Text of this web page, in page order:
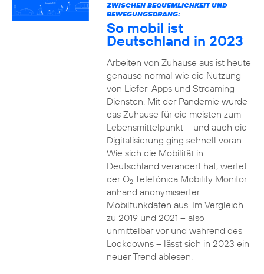
ZWISCHEN BEQUEMLICHKEIT UND
BEWEGUNGSDRANG:
So mobil ist
Deutschland in 2023
Arbeiten von Zuhause aus ist heute
genauso normal wie die Nutzung
von Liefer-Apps und Streaming-
Diensten. Mit der Pandemie wurde
das Zuhause für die meisten zum
Lebensmittelpunkt – und auch die
Digitalisierung ging schnell voran.
Wie sich die Mobilität in
Deutschland verändert hat, wertet
der O2Telefónica Mobility Monitor
anhand anonymisierter
Mobilfunkdaten aus. Im Vergleich
zu 2019 und 2021 – also
unmittelbar vor und während des
Lockdowns – lässt sich in 2023 ein
neuer Trend ablesen.